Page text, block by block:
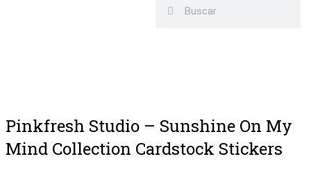
Pinkfresh Studio – Sunshine On My
Mind Collection Cardstock Stickers